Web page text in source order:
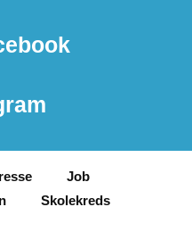
Job
Skolekreds